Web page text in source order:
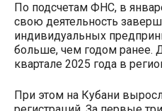
По подсчетам ФНС, в
свою деятельность
индивидуальных
больше, чем годом ранее.
квартале 2025 года в
При этом на Кубани